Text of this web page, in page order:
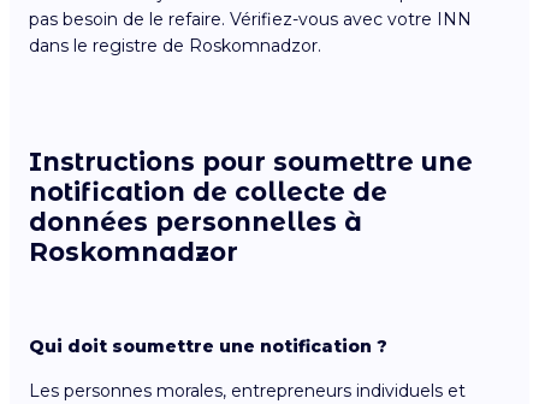
pas besoin de le refaire. Vérifiez-vous avec votre INN
dans le registre de Roskomnadzor.
Instructions pour soumettre une
notification de collecte de
données personnelles à
Roskomnadzor
Qui doit soumettre une notification ?
Les personnes morales, entrepreneurs individuels et